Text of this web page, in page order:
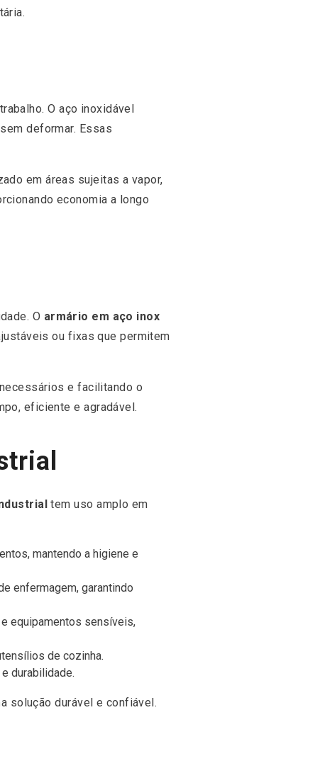
O aço inoxidável
deformar. Essas
em áreas sujeitas a vapor,
economia a longo
O armário em aço inox
ou fixas que permitem
e facilitando o
eficiente e agradável.
tem uso amplo em
mantendo a higiene e
enfermagem, garantindo
equipamentos sensíveis,
de cozinha.
durabilidade.
solução durável e confiável.